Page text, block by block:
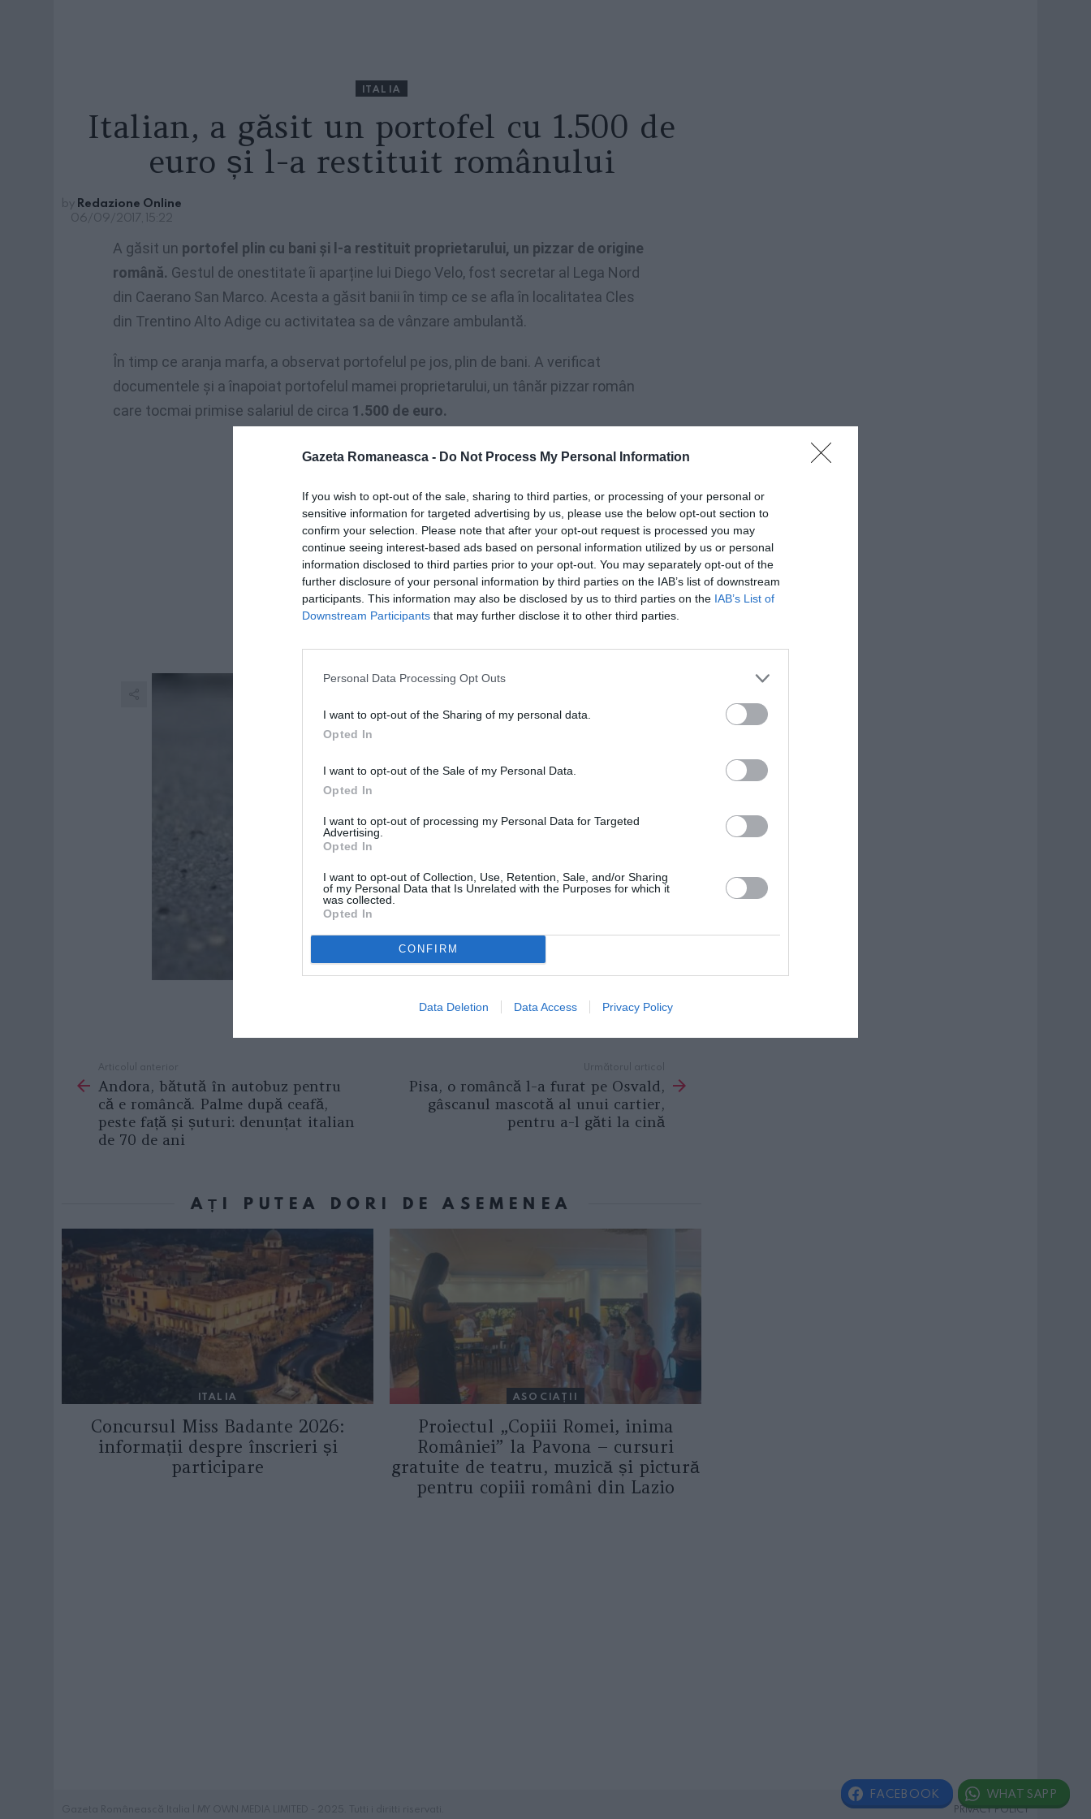
Gazeta Romaneasca - Do Not Process My Personal Information
If you wish to opt-out of the sale, sharing to third parties, or processing of your personal or
sensitive information for targeted advertising by us, please use the below opt-out section to
confirm your selection. Please note that after your opt-out request is processed you may
continue seeing interest-based ads based on personal information utilized by us or personal
information disclosed to third parties prior to your opt-out. You may separately opt-out of the
further disclosure of your personal information by third parties on the IAB’s list of downstream
participants. This information may also be disclosed by us to third parties on the IAB’s List of
Downstream Participants that may further disclose it to other third parties.
Personal Data Processing Opt Outs
I want to opt-out of the Sharing of my personal data.
Opted In
I want to opt-out of the Sale of my Personal Data.
Opted In
I want to opt-out of processing my Personal Data for Targeted
Advertising.
Opted In
I want to opt-out of Collection, Use, Retention, Sale, and/or Sharing
of my Personal Data that Is Unrelated with the Purposes for which it
was collected.
Opted In
CONFIRM
Data Deletion Data Access Privacy Policy
ITALIA
Italian, a găsit un portofel cu 1.500 de
euro și l-a restituit românului
by Redazione Online
06/09/2017, 15:22
A găsit un portofel plin cu bani și l-a restituit proprietarului, un pizzar de origine
română. Gestul de onestitate îi aparține lui Diego Velo, fost secretar al Lega Nord
din Caerano San Marco. Acesta a găsit banii în timp ce se afla în localitatea Cles
din Trentino Alto Adige cu activitatea sa de vânzare ambulantă.
În timp ce aranja marfa, a observat portofelul pe jos, plin de bani. A verificat
documentele și a înapoiat portofelul mamei proprietarului, un tânăr pizzar român
care tocmai primise salariul de circa 1.500 de euro.
more
Articolul anterior
Andora, bătută în autobuz pentru
că e româncă. Palme după ceafă,
peste față și șuturi: denunțat italian
de 70 de ani
Următorul articol
Pisa, o româncă l-a furat pe Osvald,
gâscanul mascotă al unui cartier,
pentru a-l găti la cină
AȚI PUTEA DORI DE ASEMENEA
ITALIA
Concursul Miss Badante 2026:
informații despre înscrieri și
participare
ASOCIAŢII
Proiectul „Copiii Romei, inima
României” la Pavona – cursuri
gratuite de teatru, muzică și pictură
pentru copiii români din Lazio
PRIVACY POLICY
FACEBOOK WHATSAPP